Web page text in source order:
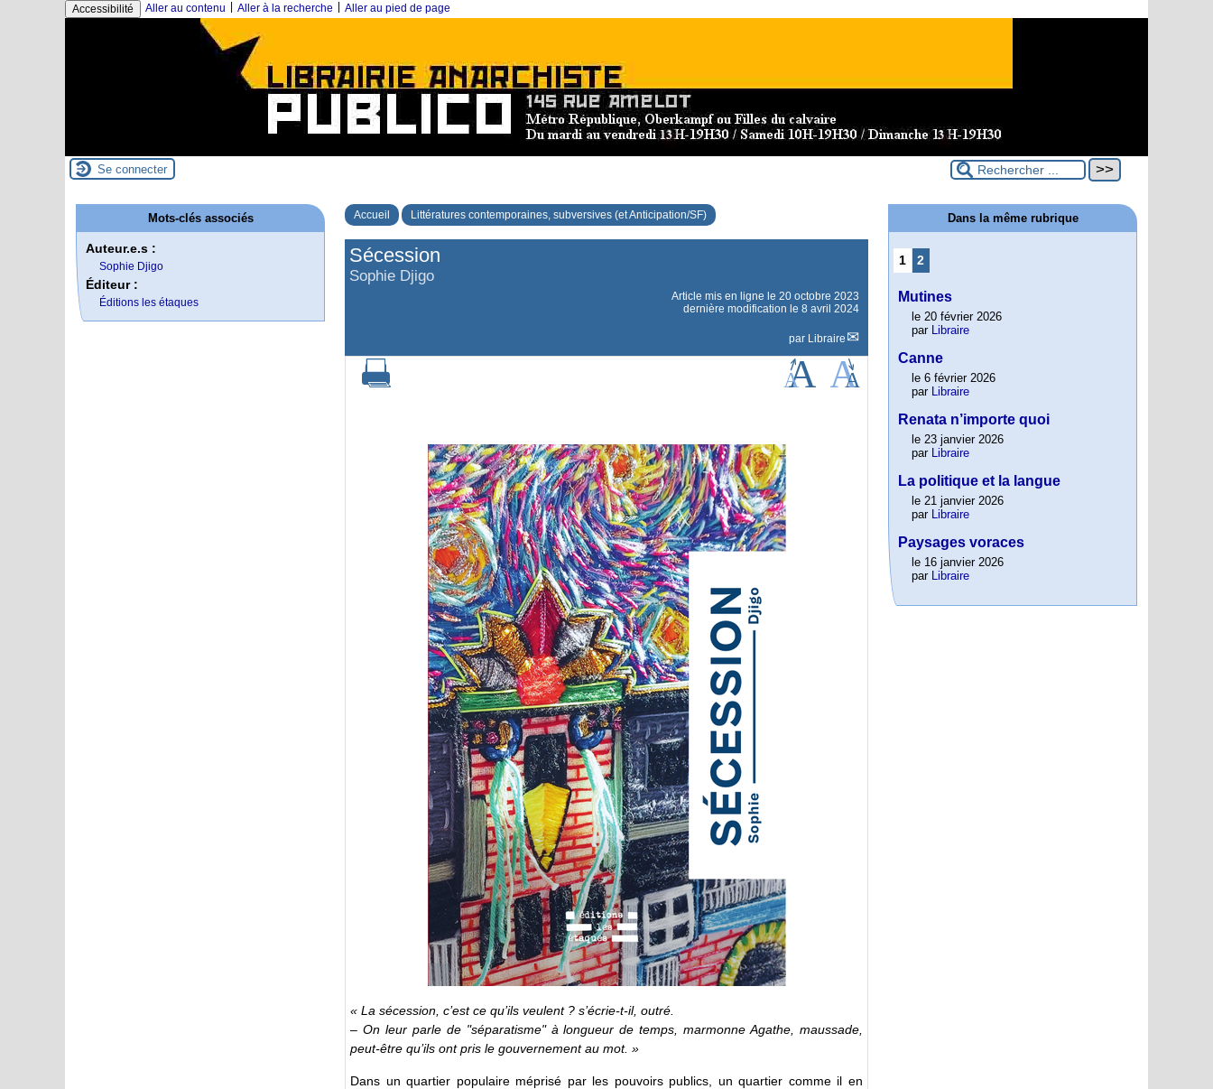
Accessibilité Aller au contenu Aller à la recherche Aller au pied de page
Se connecter
Accueil Littératures contemporaines, subversives (et Anticipation/SF)
Sécession
Sophie Djigo
Article mis en ligne le 20 octobre 2023
dernière modification le 8 avril 2024
par Libraire
« La sécession, c’est ce qu’ils veulent ? s’écrie-t-il, outré.
– On leur parle de "séparatisme" à longueur de temps, marmonne Agathe, maussade,
peut-être qu’ils ont pris le gouvernement au mot. »
Dans un quartier populaire méprisé par les pouvoirs publics, un quartier comme il en
Mots-clés associés
Auteur.e.s :
Sophie Djigo
Éditeur :
Éditions les étaques
Dans la même rubrique
1 2
Mutines
le 20 février 2026
par Libraire
Canne
le 6 février 2026
par Libraire
Renata n’importe quoi
le 23 janvier 2026
par Libraire
La politique et la langue
le 21 janvier 2026
par Libraire
Paysages voraces
le 16 janvier 2026
par Libraire